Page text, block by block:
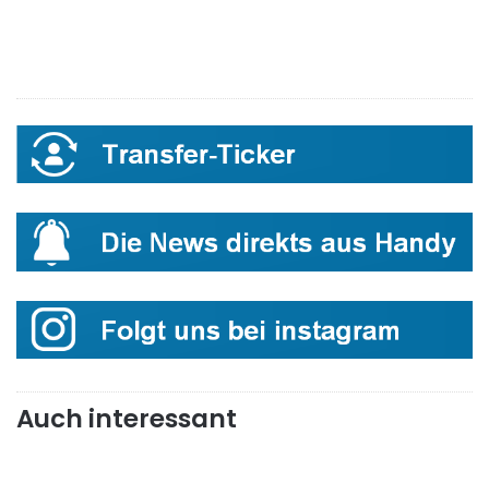
Auch interessant